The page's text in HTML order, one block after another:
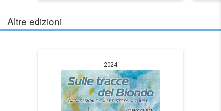
Altre edizioni
2024